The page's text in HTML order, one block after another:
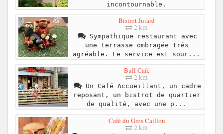
incontournable.
Bistrot Jutard
2 km
Sympathique restaurant avec
une terrasse ombragée très
agréable. Le service est sour...
Bull Café
2 km
Un Café Accueillant, un cadre
reposant, un bistrot de quartier
de qualité, avec une p...
Café du Gros Caillou
2 km